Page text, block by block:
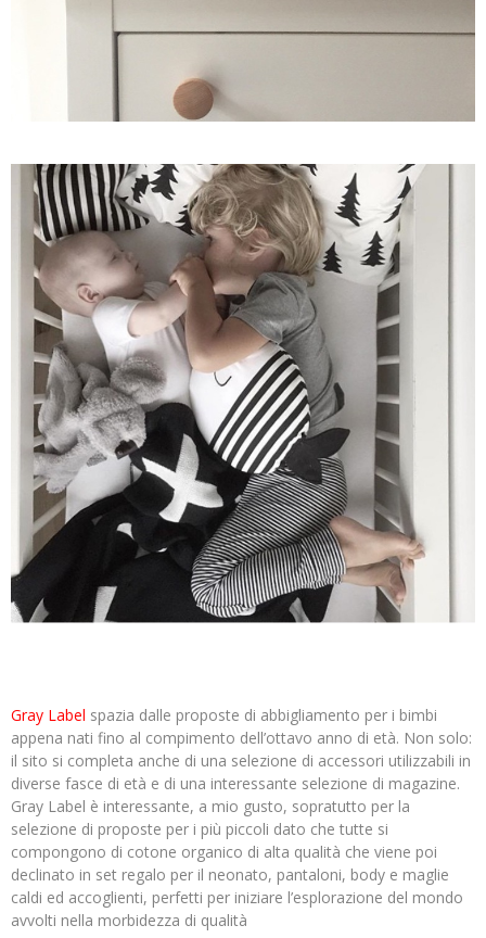
Gray Label spazia dalle proposte di abbigliamento per i bimbi
appena nati fino al compimento dell’ottavo anno di età. Non solo:
il sito si completa anche di una selezione di accessori utilizzabili in
diverse fasce di età e di una interessante selezione di magazine.
Gray Label è interessante, a mio gusto, sopratutto per la
selezione di proposte per i più piccoli dato che tutte si
compongono di cotone organico di alta qualità che viene poi
declinato in set regalo per il neonato, pantaloni, body e maglie
caldi ed accoglienti, perfetti per iniziare l’esplorazione del mondo
avvolti nella morbidezza di qualità